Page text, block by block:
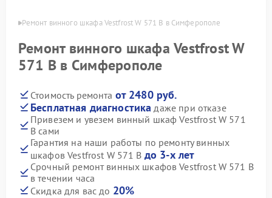
Ремонт винного шкафа Vestfrost W 571 B в Симферополе
Ремонт винного шкафа Vestfrost W
571 B в Симферополе
Стоимость ремонта от 2480 руб.
Бесплатная диагностика даже при отказе
Привезем и увезем винный шкаф Vestfrost W 571
B сами
Гарантия на наши работы по ремонту винных
шкафов Vestfrost W 571 B до 3-х лет
Срочный ремонт винных шкафов Vestfrost W 571 B
в течении часа
Скидка для вас до 20%